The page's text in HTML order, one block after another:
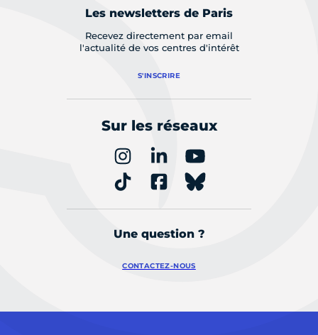
Les newsletters de Paris
Recevez directement par email
l'actualité de vos centres d'intérêt
S'INSCRIRE
Sur les réseaux
Une question ?
CONTACTEZ-NOUS